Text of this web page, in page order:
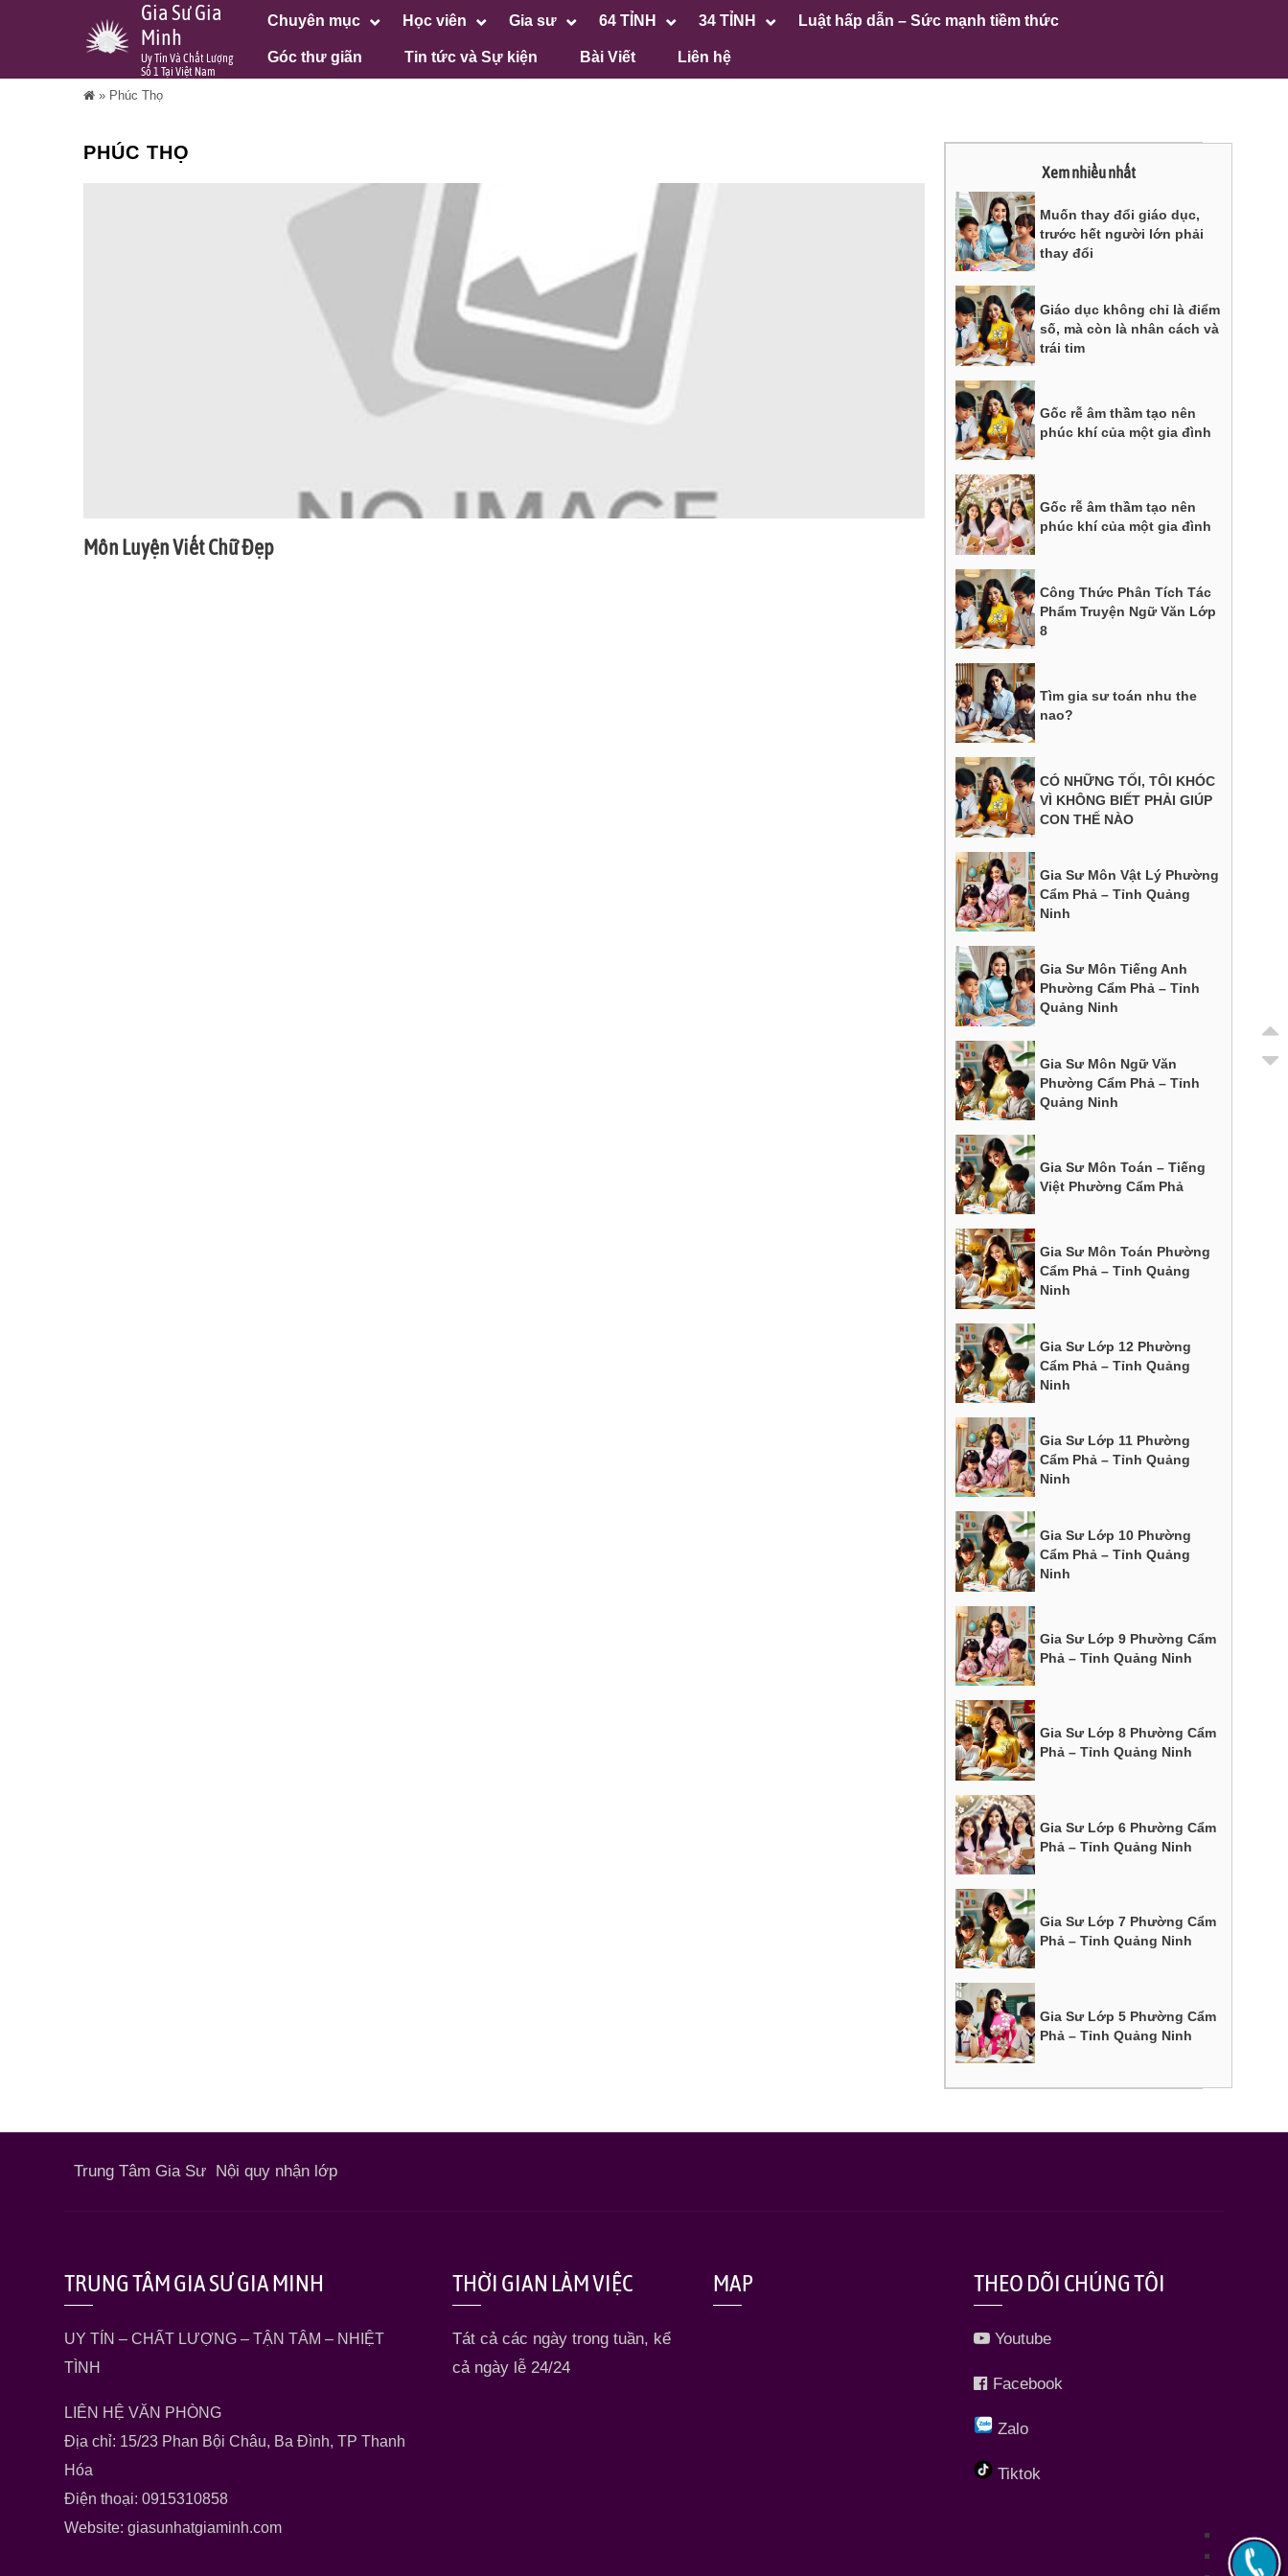
Gia Sư Gia
Minh
Uy Tín Và Chất Lượng
Số 1 Tại Việt Nam
Chuyên mục Học viên Gia sư 64 TỈNH 34 TỈNH Luật hấp dẫn – Sức mạnh tiềm thức
Góc thư giãn Tin tức và Sự kiện Bài Viết Liên hệ
» Phúc Thọ
PHÚC THỌ
Môn Luyện Viết Chữ Đẹp
Xem nhiều nhất
Muốn thay đổi giáo dục,
trước hết người lớn phải
thay đổi
Giáo dục không chỉ là điểm
số, mà còn là nhân cách và
trái tim
Gốc rễ âm thầm tạo nên
phúc khí của một gia đình
Gốc rễ âm thầm tạo nên
phúc khí của một gia đình
Công Thức Phân Tích Tác
Phẩm Truyện Ngữ Văn Lớp
8
Tìm gia sư toán nhu the
nao?
CÓ NHỮNG TỐI, TÔI KHÓC
VÌ KHÔNG BIẾT PHẢI GIÚP
CON THẾ NÀO
Gia Sư Môn Vật Lý Phường
Cẩm Phả – Tỉnh Quảng
Ninh
Gia Sư Môn Tiếng Anh
Phường Cẩm Phả – Tỉnh
Quảng Ninh
Gia Sư Môn Ngữ Văn
Phường Cẩm Phả – Tỉnh
Quảng Ninh
Gia Sư Môn Toán – Tiếng
Việt Phường Cẩm Phả
Gia Sư Môn Toán Phường
Cẩm Phả – Tỉnh Quảng
Ninh
Gia Sư Lớp 12 Phường
Cẩm Phả – Tỉnh Quảng
Ninh
Gia Sư Lớp 11 Phường
Cẩm Phả – Tỉnh Quảng
Ninh
Gia Sư Lớp 10 Phường
Cẩm Phả – Tỉnh Quảng
Ninh
Gia Sư Lớp 9 Phường Cẩm
Phả – Tỉnh Quảng Ninh
Gia Sư Lớp 8 Phường Cẩm
Phả – Tỉnh Quảng Ninh
Gia Sư Lớp 6 Phường Cẩm
Phả – Tỉnh Quảng Ninh
Gia Sư Lớp 7 Phường Cẩm
Phả – Tỉnh Quảng Ninh
Gia Sư Lớp 5 Phường Cẩm
Phả – Tỉnh Quảng Ninh
Trung Tâm Gia Sư Nội quy nhận lớp
TRUNG TÂM GIA SƯ GIA MINH
UY TÍN – CHẤT LƯỢNG – TẬN TÂM – NHIỆT
TÌNH
LIÊN HỆ VĂN PHÒNG
Địa chỉ: 15/23 Phan Bội Châu, Ba Đình, TP Thanh
Hóa
Điện thoại: 0915310858
Website: giasunhatgiaminh.com
THỜI GIAN LÀM VIỆC
Tát cả các ngày trong tuần, kể
cả ngày lễ 24/24
MAP THEO DÕI CHÚNG TÔI
Youtube
Facebook
Zalo
Tiktok